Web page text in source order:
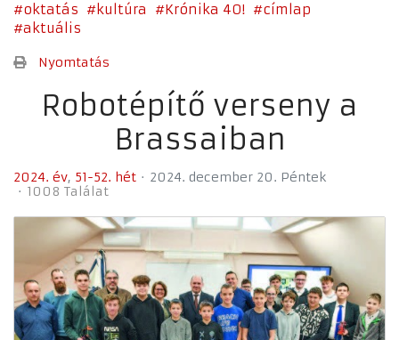
oktatás
kultúra Krónika 40!
címlap
aktuális
Nyomtatás
Robotépítő verseny a
Brassaiban
2024. év 51-52. hét
2024. december 20. Péntek
1008 Találat